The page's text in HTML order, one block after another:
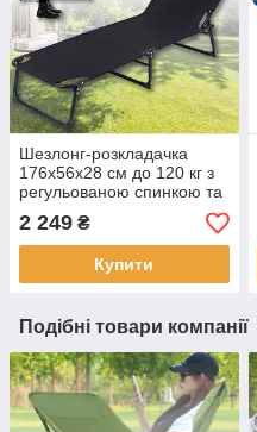
Шезлонг-розкладачка
176x56x28 см до 120 кг з
регульованою спинкою та
2 249 ₴
Купити
Подібні товари компанії